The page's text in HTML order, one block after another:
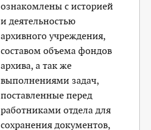
ознакомлены с историей
и деятельностью
архивного учреждения,
составом объема фондов
архива, а так же
выполнениями задач,
поставленные перед
работниками отдела для
сохранения документов,